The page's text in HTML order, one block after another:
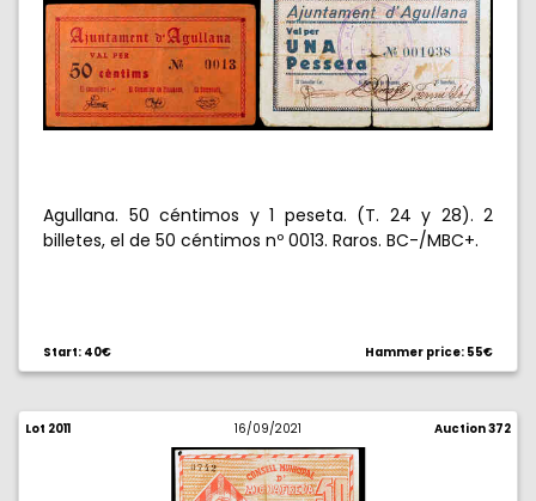
Agullana. 50 céntimos y 1 peseta. (T. 24 y 28). 2
billetes, el de 50 céntimos nº 0013. Raros. BC-/MBC+.
Start: 40€ Hammer price: 55€
Lot 2011 16/09/2021 Auction 372